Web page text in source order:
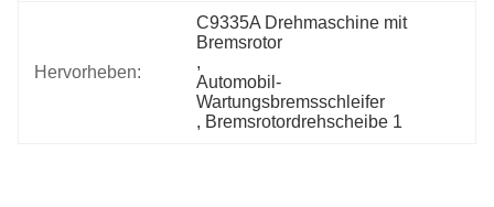
Hervorheben:
C9335A Drehmaschine mit
Bremsrotor
,
Automobil-
Wartungsbremsschleifer
, Bremsrotordrehscheibe 1